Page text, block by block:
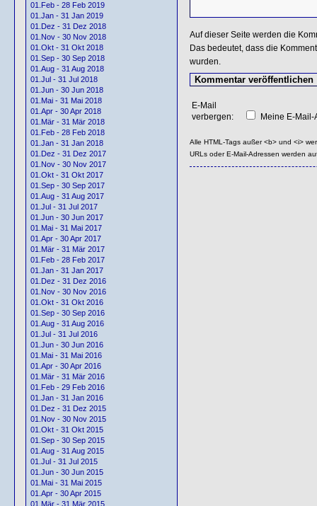
01.Feb - 28 Feb 2019
01.Jan - 31 Jan 2019
01.Dez - 31 Dez 2018
01.Nov - 30 Nov 2018
01.Okt - 31 Okt 2018
01.Sep - 30 Sep 2018
01.Aug - 31 Aug 2018
01.Jul - 31 Jul 2018
01.Jun - 30 Jun 2018
01.Mai - 31 Mai 2018
01.Apr - 30 Apr 2018
01.Mär - 31 Mär 2018
01.Feb - 28 Feb 2018
01.Jan - 31 Jan 2018
01.Dez - 31 Dez 2017
01.Nov - 30 Nov 2017
01.Okt - 31 Okt 2017
01.Sep - 30 Sep 2017
01.Aug - 31 Aug 2017
01.Jul - 31 Jul 2017
01.Jun - 30 Jun 2017
01.Mai - 31 Mai 2017
01.Apr - 30 Apr 2017
01.Mär - 31 Mär 2017
01.Feb - 28 Feb 2017
01.Jan - 31 Jan 2017
01.Dez - 31 Dez 2016
01.Nov - 30 Nov 2016
01.Okt - 31 Okt 2016
01.Sep - 30 Sep 2016
01.Aug - 31 Aug 2016
01.Jul - 31 Jul 2016
01.Jun - 30 Jun 2016
01.Mai - 31 Mai 2016
01.Apr - 30 Apr 2016
01.Mär - 31 Mär 2016
01.Feb - 29 Feb 2016
01.Jan - 31 Jan 2016
01.Dez - 31 Dez 2015
01.Nov - 30 Nov 2015
01.Okt - 31 Okt 2015
01.Sep - 30 Sep 2015
01.Aug - 31 Aug 2015
01.Jul - 31 Jul 2015
01.Jun - 30 Jun 2015
01.Mai - 31 Mai 2015
01.Apr - 30 Apr 2015
01.Mär - 31 Mär 2015
Auf dieser Seite werden die
Das bedeutet, dass die
wurden.
E-Mail
verbergen:
Meine E-
Alle HTML-Tags außer <b> und <i>
URLs oder E-Mail-Adressen werden